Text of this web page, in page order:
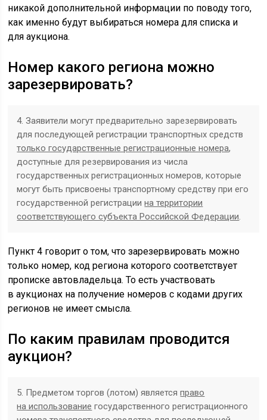
никакой дополнительной информации по поводу того,
как именно будут выбираться номера для списка и
для аукциона.
Номер какого региона можно
зарезервировать?
4. Заявители могут предварительно зарезервировать
для последующей регистрации транспортных средств
только государственные регистрационные номера,
доступные для резервирования из числа
государственных регистрационных номеров, которые
могут быть присвоены транспортному средству при его
государственной регистрациина территории
соответствующего субъекта Российской Федерации.
Пункт 4 говорит о том, что зарезервировать можно
только номер, код региона которого соответствует
прописке автовладельца. То есть участвовать
в аукционах на получение номеров с кодами других
регионов не имеет смысла.
По каким правилам проводится
аукцион?
5. Предметом торгов (лотом) являетсяправо
на использование государственного регистрационного